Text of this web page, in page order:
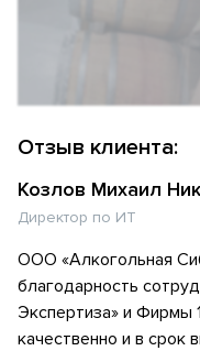
Отзыв клиента:
Козлов Михаил
Директор по ИТ
ООО «Алкогольная
благодарность
Экспертиза» и Фирмы
качественно и в срок